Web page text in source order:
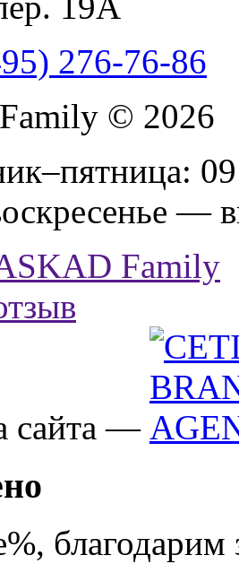
276-76-86
© 2026
—
Family
сайта —
, благодарим